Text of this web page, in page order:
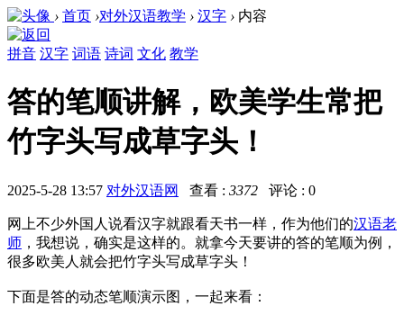
› 首页 ›对外汉语教学 › 汉字 › 内容
拼音 汉字 词语 诗词 文化 教学
答的笔顺讲解，欧美学生常把
竹字头写成草字头！
2025-5-28 13:57 对外汉语网 查看 : 3372 评论 : 0
网上不少外国人说看汉字就跟看天书一样，作为他们的汉语老
师 ，我想说，确实是这样的。就拿今天要讲的答的笔顺为例，
很多欧美人就会把竹字头写成草字头！
下面是答的动态笔顺演示图，一起来看：